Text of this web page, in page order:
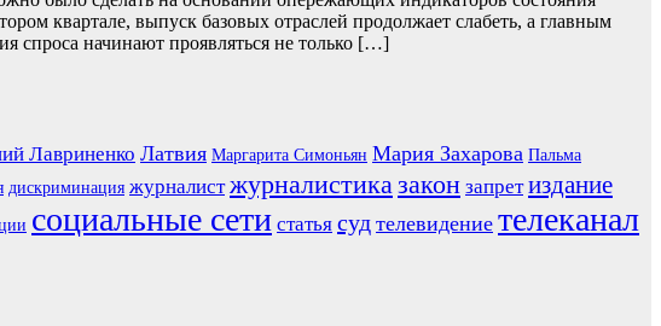
квартале, выпуск базовых отраслей продолжает слабеть, а главным
спроса начинают проявляться не только […]
Лавриненко Латвия Маргарита Симоньян Мария Захарова Пальма
дискриминация журналист журналистиказакон запрет издание
социальные сети статья суд телевидение телеканал